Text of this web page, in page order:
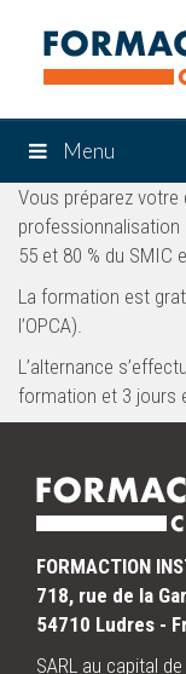
Menu
Vous préparez
55 et 80 % du SMIC
La formation est
l’OPCA).
L’alternance
formation et 3 jours
FORMACTION
718, rue de la
54710 Ludres -
SARL au capital